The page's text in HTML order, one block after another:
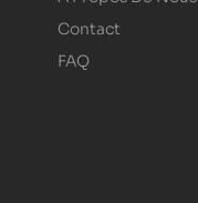
Contact
FAQ